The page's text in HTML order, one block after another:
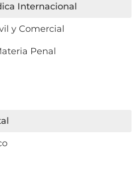
Internacional
y Comercial
Penal